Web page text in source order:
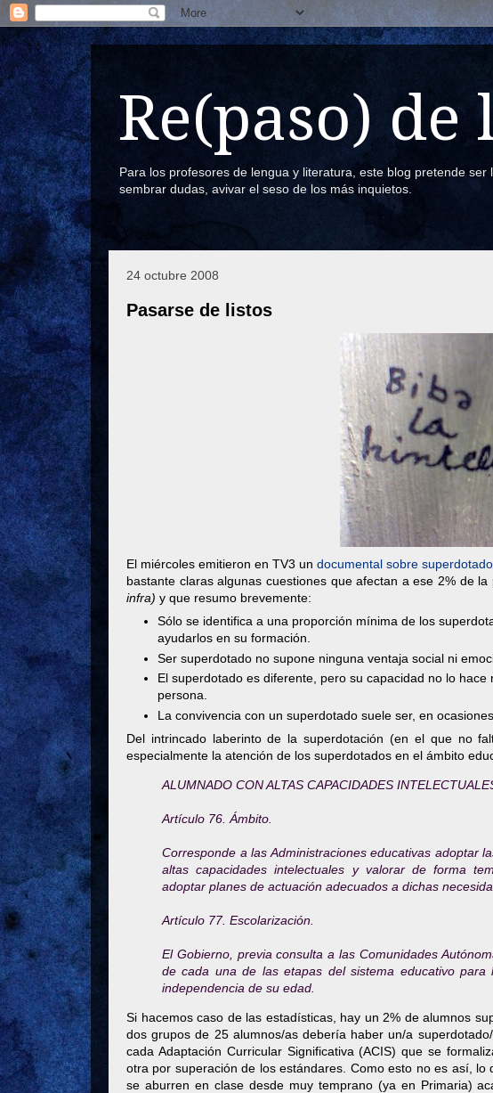
Re(paso) de
Para los profesores de lengua y literatura, este blog pretende
sembrar dudas, avivar el seso de los más inquietos.
24 octubre 2008
Pasarse de listos
El miércoles emitieron en TV3 undocumental sobre
bastante claras algunas cuestiones que afectan a ese 2% de
infra) y que resumo brevemente:
Sólo se identifica a una proporción mínima de los
ayudarlos en su formación.
Ser superdotado no supone ninguna ventaja social ni
El superdotado es diferente, pero su capacidad no lo
persona.
La convivencia con un superdotado suele ser, en
Del intrincado laberinto de la superdotación (en el que no
especialmente la atención de los superdotados en el ámbito
ALUMNADO CON ALTAS CAPACIDADES
Artículo 76. Ámbito.
Corresponde a las Administraciones educativas adoptar
altas capacidades intelectuales y valorar de forma
adoptar planes de actuación adecuados a dichas
Artículo 77. Escolarización.
El Gobierno, previa consulta a las Comunidades
de cada una de las etapas del sistema educativo
independencia de su edad.
Si hacemos caso de las estadísticas, hay un 2% de alumnos
dos grupos de 25 alumnos/as debería haber un/a
cada Adaptación Curricular Significativa (ACIS) que se
otra por superación de los estándares. Como esto no es así,
se aburren en clase desde muy temprano (ya en Primaria)